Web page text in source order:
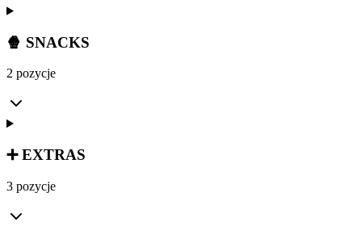
🍿 SNACKS
2 pozycje
➕ EXTRAS
3 pozycje